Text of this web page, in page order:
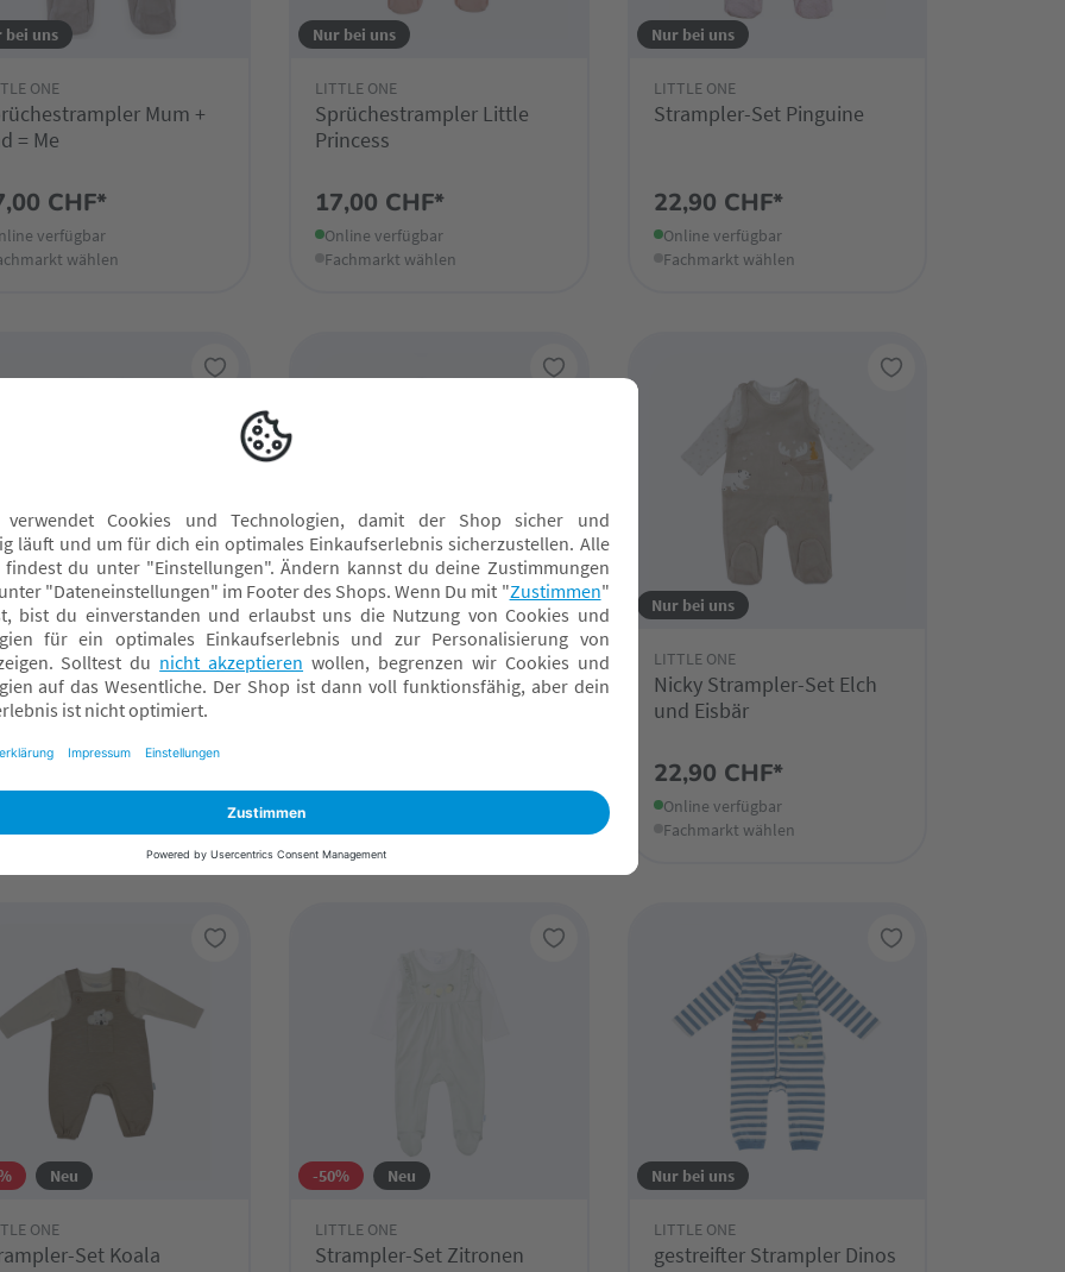
bei uns
ONE
Mum +
= Me
CHF*
verfügbar
wählen
Nur bei uns
LITTLE ONE
Sprüchestrampler Little
Princess
17,00 CHF*
Online verfügbar
Fachmarkt wählen
Nur bei uns
LITTLE ONE
Strampler-Set Pinguine
22,90 CHF*
Online verfügbar
Fachmarkt wählen
bei uns
ONE
Strampler-Set
wählen
Nur bei uns
LITTLE ONE
Nicky Strampler-Set Koala
Fachmarkt wählen
Nur bei uns
LITTLE ONE
Nicky Strampler-Set Elch
und Eisbär
22,90 CHF*
Online verfügbar
Fachmarkt wählen
Neu
ONE
Set Koala
-50% Neu
LITTLE ONE
Strampler-Set Zitronen
Nur bei uns
LITTLE ONE
gestreifter Strampler Dinos